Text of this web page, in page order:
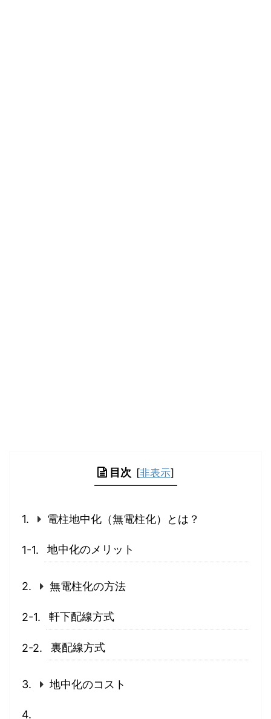
目次 [非表示]
電柱地中化（無電柱化）とは？
地中化のメリット
無電柱化の方法
軒下配線方式
裏配線方式
地中化のコスト